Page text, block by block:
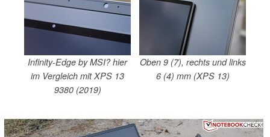
Infinity-Edge by MSI? hier
im Vergleich mit XPS 13
9380 (2019)
Oben 9 (7), rechts und links
6 (4) mm (XPS 13)